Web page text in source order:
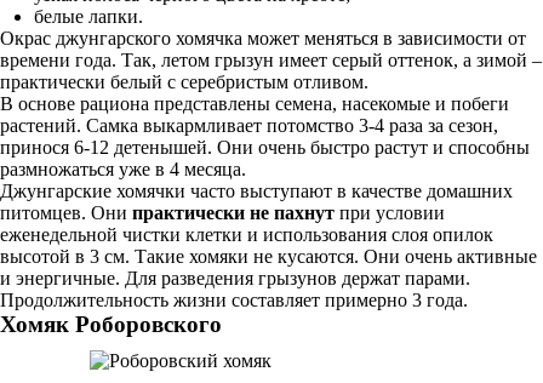
белые лапки.
Окрас джунгарского хомячка может меняться в зависимости от
времени года. Так, летом грызун имеет серый оттенок, а зимой –
практически белый с серебристым отливом.
В основе рациона представлены семена, насекомые и побеги
растений. Самка выкармливает потомство 3-4 раза за сезон,
принося 6-12 детенышей. Они очень быстро растут и способны
размножаться уже в 4 месяца.
Джунгарские хомячки часто выступают в качестве домашних
питомцев. Они практически не пахнут при условии
еженедельной чистки клетки и использования слоя опилок
высотой в 3 см. Такие хомяки не кусаются. Они очень активные
и энергичные. Для разведения грызунов держат парами.
Продолжительность жизни составляет примерно 3 года.
Хомяк Роборовского